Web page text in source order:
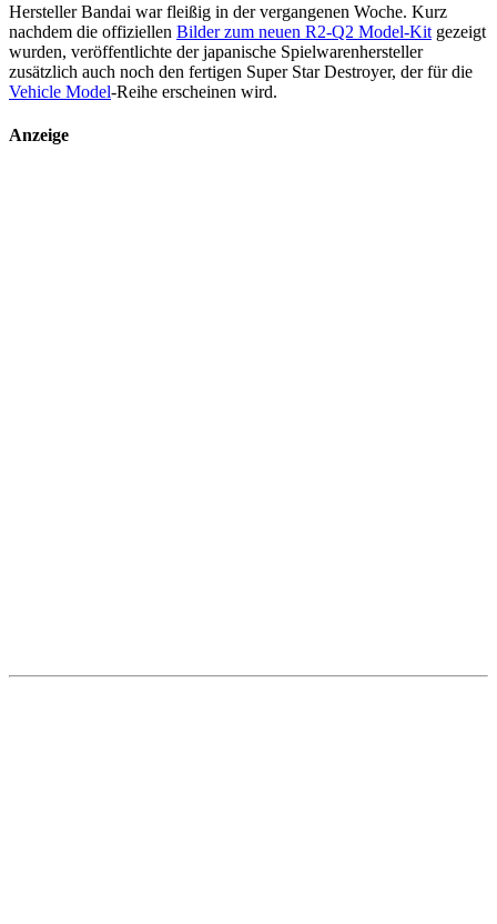
Hersteller Bandai war fleißig in der vergangenen Woche. Kurz
nachdem die offiziellen Bilder zum neuen R2-Q2 Model-Kit gezeigt
wurden, veröffentlichte der japanische Spielwarenhersteller
zusätzlich auch noch den fertigen Super Star Destroyer, der für die
Vehicle Model-Reihe erscheinen wird.
Anzeige